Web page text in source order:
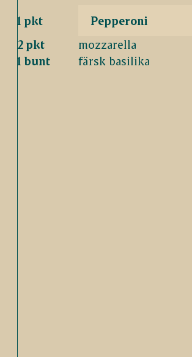
1 pkt
Pepperoni
2 pkt
mozzarella
1 bunt
färsk basilika